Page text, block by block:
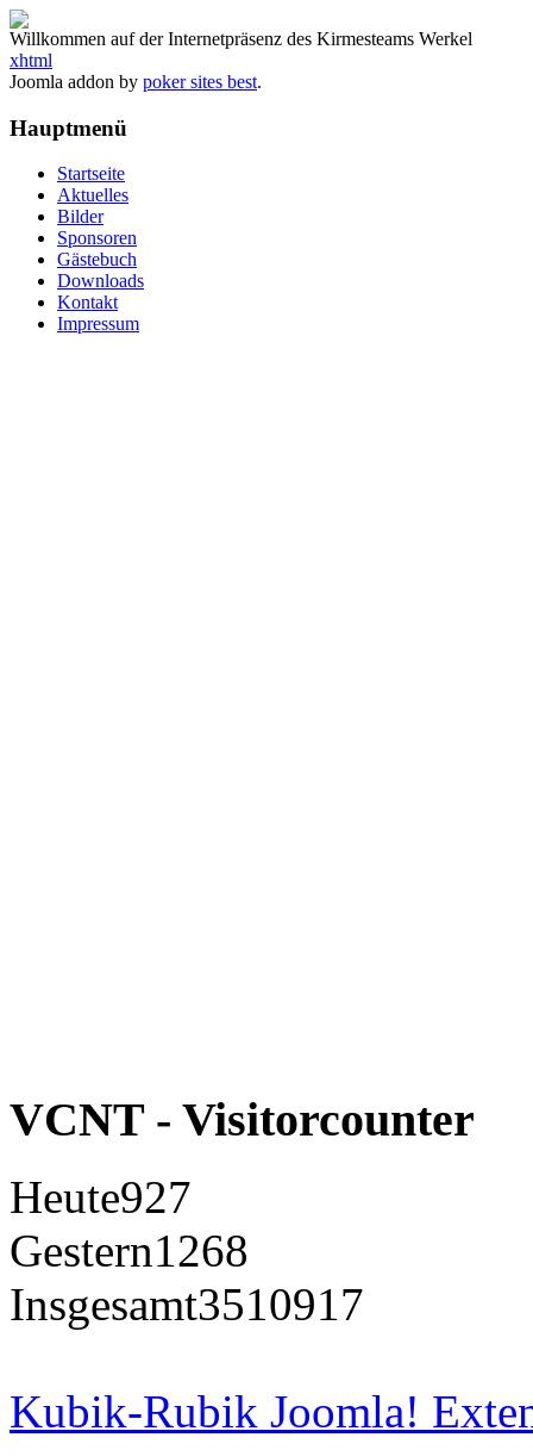
Willkommen auf der Internetpräsenz des Kirmesteams Werkel
xhtml
Joomla addon by poker sites best.
Hauptmenü
Startseite
Aktuelles
Bilder
Sponsoren
Gästebuch
Downloads
Kontakt
Impressum
VCNT - Visitorcounter
Heute927
Gestern1268
Insgesamt3510917
Kubik-Rubik Joomla!